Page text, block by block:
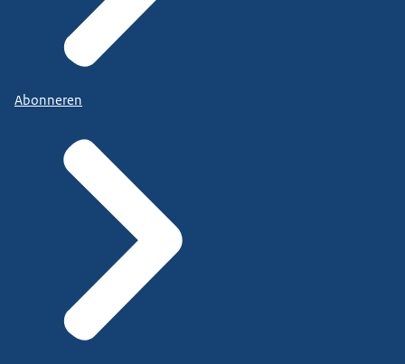
Abonneren